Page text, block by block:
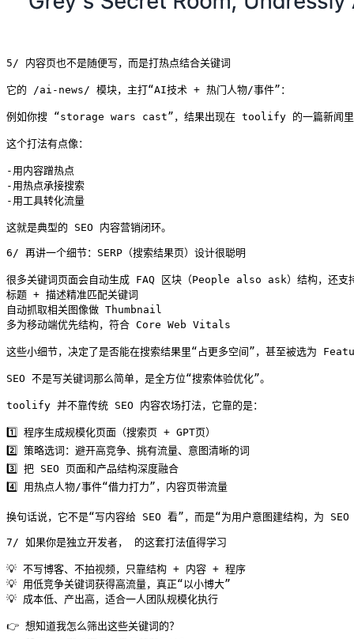
5/ 内容页也不是随便写，而是打热点结合关键词
它的 /ai-news/ 模块，主打“AI技术 + 热门人物/事件”：
例如你搜 “storage wars cast”，结果出现在 toolify 的一篇新闻里，
这个打法有点像：
-用内容蹭热点
-用热点承接搜索
-用工具转化流量
这就是典型的 SEO 内容营销闭环。
6/ 再讲一个细节：SERP（搜索结果页）设计很聪明
很多关键词页面会自动生成 FAQ 区块（People also ask）结构，还支
标题 + 描述精准匹配关键词
自动抓取相关图像做 Thumbnail
多为移动端优先结构，符合 Core Web Vitals
这些小细节，决定了是否能在搜索结果里“占更多空间”，甚至被选为
SEO 不是写关键词那么简单，是全方位“搜索体验优化”。
toolify 并不靠传统 SEO 内容农场打法，它靠的是：
1️⃣ 程序生成规模化页面（搜索页 + GPT页）
2️⃣ 策略选词：避开高竞争、挑有流量、意图清晰的词
3️⃣ 把 SEO 页面和产品结构深度融合
4️⃣ 用热点人物/事件“借力打力”，内容页带流量
换句话说，它不是“写内容给 SEO 看”，而是“为用户意图建结构，为
7/ 如果你是独立开发者， 的这套打法值得学习
💡 不写博客、不拍视频，只靠结构 + 内容 + 程序
💡 用低竞争关键词获得高流量，真正“以小博大”
💡 成本低、产出高，适合一人团队规模化执行
👉 想知道我怎么筛出这些关键词的？